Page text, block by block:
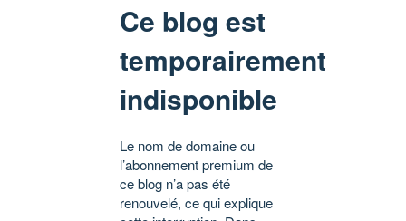
Ce blog est
temporairement
indisponible
Le nom de domaine ou
l’abonnement premium de
ce blog n’a pas été
renouvelé, ce qui explique